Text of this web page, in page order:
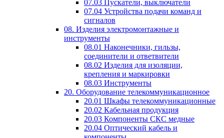
07.03 Пускатели, выключатели
07.04 Устройства подачи команд и
сигналов
08. Изделия электромонтажные и
инструменты
08.01 Наконечники, гильзы,
соединители и ответвители
08.02 Изделия для изоляции,
крепления и маркировки
08.03 Инструменты
20. Оборудование телекоммуникационное
20.01 Шкафы телекоммуникационные
20.02 Кабельная продукция
20.03 Компоненты СКС медные
20.04 Оптический кабель и